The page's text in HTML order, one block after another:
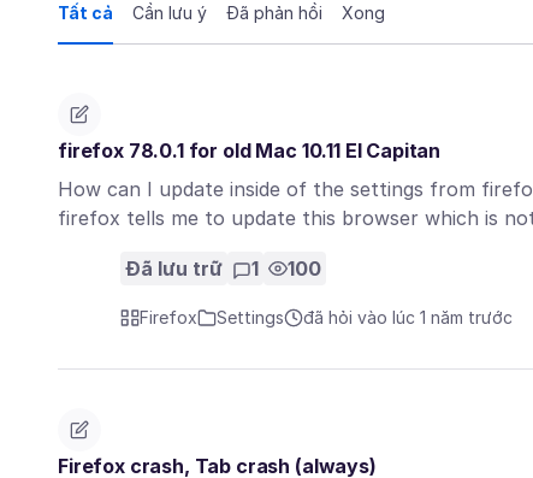
Tất cả Cần lưu ý Đã phản hồi Xong
firefox 78.0.1 for old Mac 10.11 El Capitan
How can I update inside of the settings from
firefox tells me to update this browser which is
Đã lưu trữ 1 100
Firefox Settings đã hỏi vào lúc 1 năm trước
Firefox crash, Tab crash (always)